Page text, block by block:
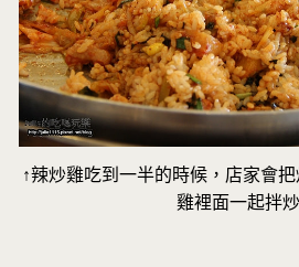
↑辣炒雞吃到一半的時候，店家會
雞裡面一起拌